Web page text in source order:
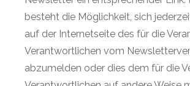
besteht die Möglichkeit, sich
auf der Internetseite des für die
Verantwortlichen vom
abzumelden oder dies dem für die